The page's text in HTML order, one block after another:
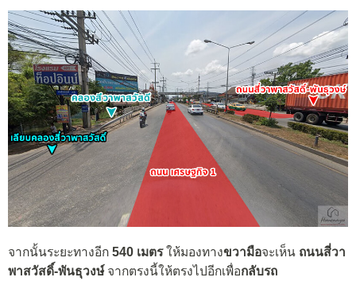
จากนั้นระยะทางอีก 540 เมตรให้มองทางขวามือจะเห็น ถนนสี่วา
พาสวัสดิ์-พันธุวงษ์ จากตรงนี้ให้ตรงไปอีกเพื่อกลับรถ